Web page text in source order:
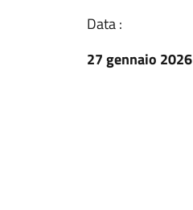
Data :
27 gennaio 2026